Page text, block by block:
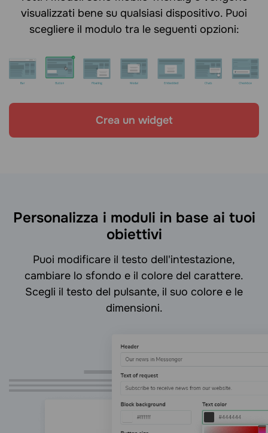
visualizzati bene su qualsiasi dispositivo. Puoi
scegliere il modulo tra le seguenti opzioni:
Crea un widget
Personalizza i moduli in base ai tuoi
obiettivi
Puoi modificare il testo dell'intestazione,
cambiare lo sfondo e il colore del carattere.
Scegli il testo del pulsante, il suo colore e le
dimensioni.